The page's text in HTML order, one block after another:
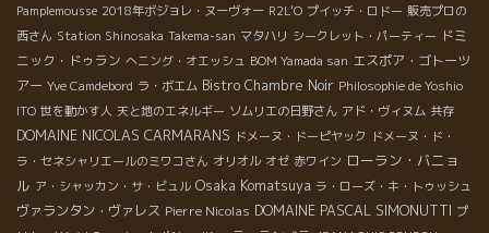
Pamplemousse 2018年ボジョレ・ヌーヴォー R2L'O プイッチ・ロドー 販売プロの
西さん Station Shinosaka Takema-san マタハリ シークレット・パーティー ドミ
ニック・ドゥラン へニング・オエッシュ BOM Yamada san エスポア・ゴトーツ
アー Yve Camdebord ラ・ボエム Bistro Chambre Noir Philosophie de Yoshio
ITO 世を動かす人 天と地のエネルギー ソムリエの日野さん アド・ヴィヌム 共存
DOMAINE NICOLAS CARMARANS ドメーヌ・ドーピヤック ドメーヌ・ド・
ラ・セネシャリエールのミワコさん オリオル オゼ 赤ワイン ローラン・バニョ
ル ア・シャッカン・サ・ビュル Osaka Komatsuya ラ・ローズ・キ・トゥッシュ
ヴァランタン・ヴァレス Pierre Nicolas DOMAINE PASCAL SIMONUTTI プ